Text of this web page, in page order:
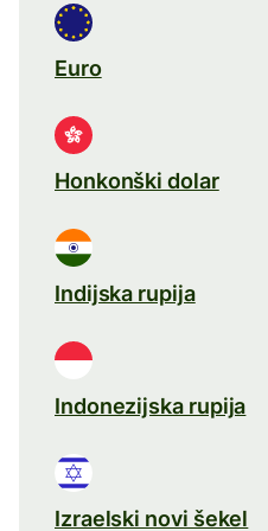
Euro
Honkonški dolar
Indijska rupija
Indonezijska rupija
Izraelski novi šekel